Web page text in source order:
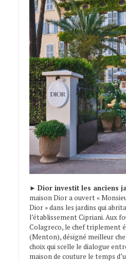
► Dior investit les anciens
maison Dior a ouvert «
Dior » dans les jardins qui
l’établissement Cipriani. Aux
Colagreco, le chef triplement
(Menton), désigné meilleur
choix qui scelle le dialogue
maison de couture le temps